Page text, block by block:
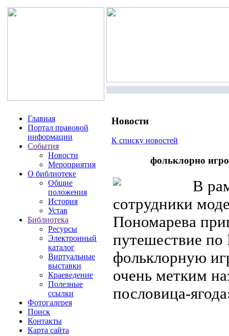
Главная
Портал правовой
информации
События
Новости
Мероприятия
О библиотеке
Общие
положения
История
Устав
Библиотека
Ресурсы
Электронный
каталог
Виртуальные
выставки
Краеведение
Полезные
ссылки
Фотогалерея
Поиск
Контакты
Карта сайта
Новости
К списку новостей
фольклорно
В
сотрудники
Пономарева
путешествие по
фольклорную
очень метким
пословица-